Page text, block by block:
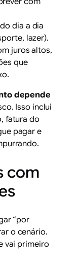
dia a dia
lazer).
juros altos,
que
depende
Isso inclui
fatura do
pagar e
com
“por
o cenário.
vai primeiro